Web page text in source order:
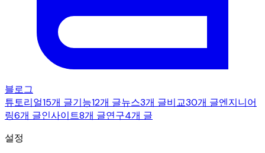
블로그
튜토리얼15개 글기능12개 글뉴스3개 글비교30개 글엔지니어
링6개 글인사이트8개 글연구4개 글
설정